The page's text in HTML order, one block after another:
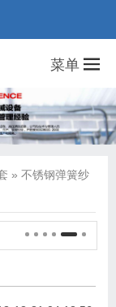
菜单
» 不锈钢弹簧纱